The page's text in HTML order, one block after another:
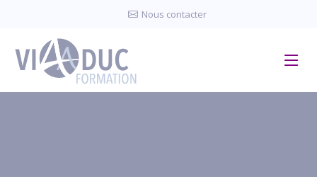
Nous contacter
Panneau de gestion des cookies